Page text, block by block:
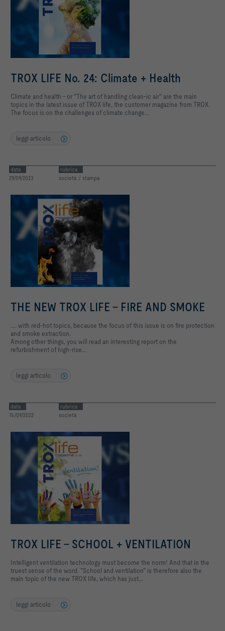
TROX LIFE No. 24: Climate + Health
Climate and health - or "The art of handling clean-ic air" are the main
topics in the latest issue of TROX life, the customer magazine from TROX.
The focus is on the challenges of climate change...
leggi articolo
data
29/09/2023
rubrica
società / stampa
THE NEW TROX LIFE - FIRE AND SMOKE
.... with red-hot topics, because the focus of this issue is on fire protection
and smoke extraction.
Among other things, you will read an interesting report on the
refurbishment of high-rise...
leggi articolo
data
15/09/2022
rubrica
società
TROX LIFE - SCHOOL + VENTILATION
Intelligent ventilation technology must become the norm! And that in the
truest sense of the word. "School and ventilation" is therefore also the
main topic of the new TROX life, which has just...
leggi articolo